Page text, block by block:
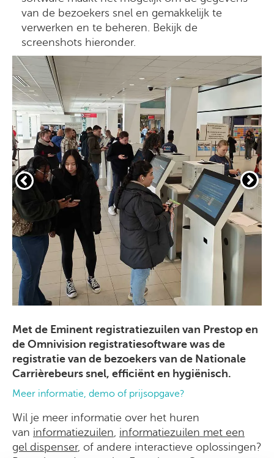
van de bezoekers snel en gemakkelijk te
verwerken en te beheren. Bekijk de
screenshots hieronder.
Met de Eminent registratiezuilen van Prestop en
de Omnivision registratiesoftware was de
registratie van de bezoekers van de Nationale
Carrièrebeurs snel, efficiënt en hygiënisch.
Meer informatie, demo of prijsopgave?
Wil je meer informatie over het huren
van informatiezuilen, informatiezuilen met een
gel dispenser, of andere interactieve oplossingen?